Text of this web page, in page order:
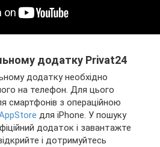
додатку Privat24
додатку необхідно
на телефон. Для цього
смартфонів з операційною
для iPhone. У пошуку
додаток і завантажте
і дотримуйтесь